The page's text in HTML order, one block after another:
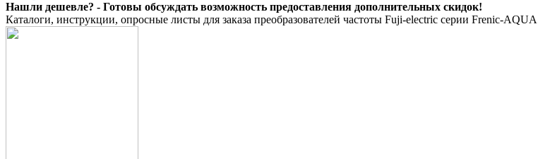
Нашли дешевле? - Готовы обсуждать возможность предоставления дополнительных скидок!
Каталоги, инструкции, опросные листы для заказа преобразователей частоты Fuji-electric серии Frenic-AQUA